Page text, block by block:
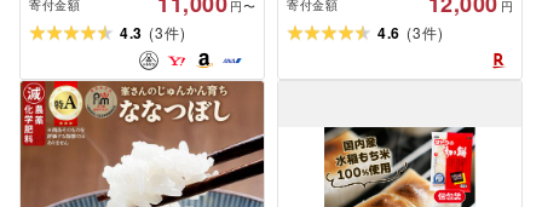
寄付金額 円〜
4.3 (3件)
3セット[定期便]全2回〜12回 |
ベーカリーカンスケ スイーツ
チョコ ケーキ プレミアム小麦
キタノカオリ100% パン屋 おや
寄付金額 円
4.6 (3件)